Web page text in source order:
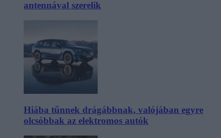
antennával szerelik
Hiába tűnnek drágábbnak, valójában egyre
olcsóbbak az elektromos autók